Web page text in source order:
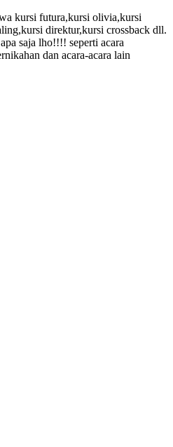
kursi futura,kursi olivia,kursi
direktur,kursi crossback dll.
saja lho!!!! seperti acara
dan acara-acara lain